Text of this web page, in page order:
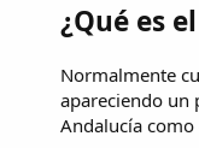
¿Qué es
Normalmente
apareciendo un
Andalucía